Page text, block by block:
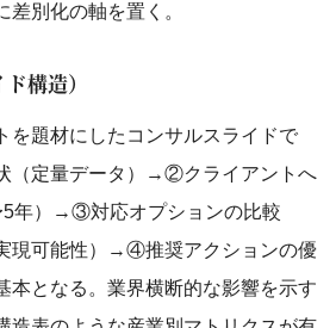
別化の軸を置く。
構造）
を題材にしたコンサルスライドで
（定量データ）→②クライアントへ
5年）→③対応オプションの比較
現可能性）→④推奨アクションの優
本となる。業界横断的な影響を示す